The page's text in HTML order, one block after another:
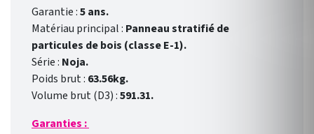
Garantie :5 ans.
Matériau principal : Panneau stratifié de
particules de bois (classe E-1).
Série : Noja.
Poids brut : 63.56kg.
Volume brut (D3) :591.31.
Garanties :